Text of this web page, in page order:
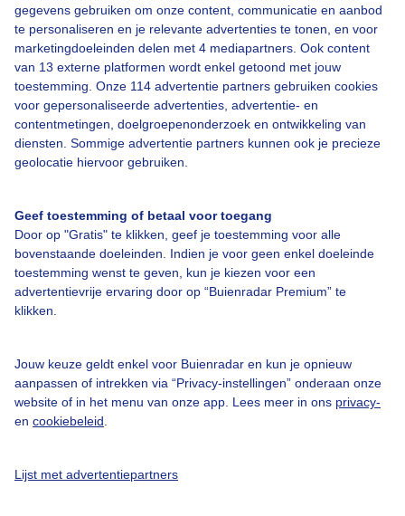
gegevens gebruiken om onze content, communicatie en aanbod
te personaliseren en je relevante advertenties te tonen, en voor
marketingdoeleinden delen met 4 mediapartners. Ook content
van 13 externe platformen wordt enkel getoond met jouw
toestemming. Onze 114 advertentie partners gebruiken cookies
voor gepersonaliseerde advertenties, advertentie- en
contentmetingen, doelgroepenonderzoek en ontwikkeling van
diensten. Sommige advertentie partners kunnen ook je precieze
geolocatie hiervoor gebruiken.
Geef toestemming of betaal voor toegang
Door op "Gratis" te klikken, geef je toestemming voor alle
bovenstaande doeleinden. Indien je voor geen enkel doeleinde
toestemming wenst te geven, kun je kiezen voor een
advertentievrije ervaring door op “Buienradar Premium” te
klikken.
Jouw keuze geldt enkel voor Buienradar en kun je opnieuw
aanpassen of intrekken via “Privacy-instellingen” onderaan onze
website of in het menu van onze app. Lees meer in ons privacy-
en cookiebeleid
Lijst met advertentiepartners
Over Buienradar
Bedrijfsgegevens
Contact
Toegankelijkheid
Gebruikersvoorwaarden
Adverteren
Privacy beleid
Cookie beleid